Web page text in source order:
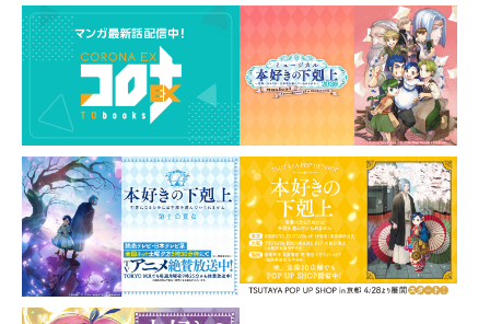
ド！
着物を身にまとったローゼマインとフェルディナンドの
箔押しポストカードです。
和の雰囲気満載の2人が箔押しによってきらめきます✨
ぜひお手に取ってキラキラ感をお楽しみください！
素材：紙
サイズ：Ｈ148mm×Ｗ100mm
イラスト：椎名優
発売元：TOブックス